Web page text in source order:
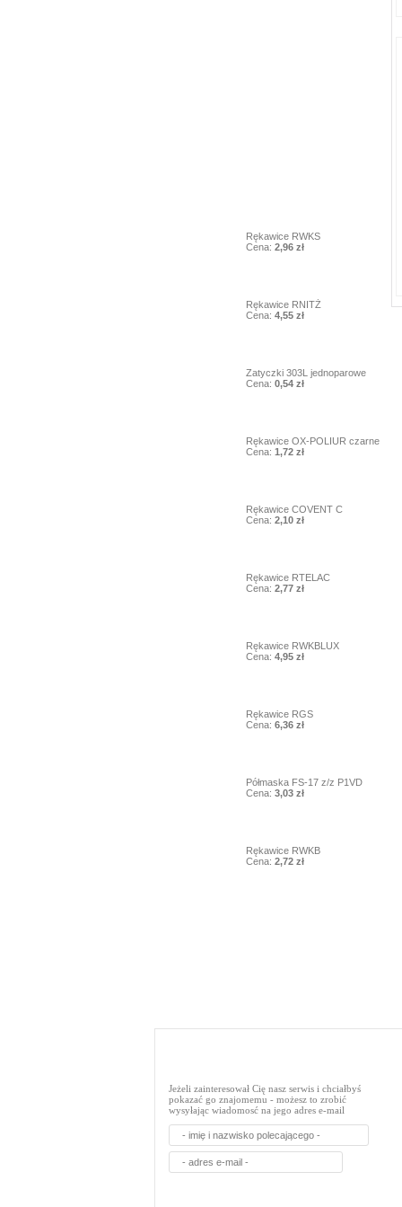
Rękawice RWKS
Cena: 2,96 zł
Rękawice RNITŻ
Cena: 4,55 zł
Zatyczki 303L jednoparowe
Cena: 0,54 zł
Rękawice OX-POLIUR czarne
Cena: 1,72 zł
Rękawice COVENT C
Cena: 2,10 zł
Rękawice RTELAC
Cena: 2,77 zł
Rękawice RWKBLUX
Cena: 4,95 zł
Rękawice RGS
Cena: 6,36 zł
Półmaska FS-17 z/z P1VD
Cena: 3,03 zł
Rękawice RWKB
Cena: 2,72 zł
Jeżeli zainteresował Cię nasz serwis i chciałbyś
pokazać go znajomemu - możesz to zrobić
wysyłając wiadomosć na jego adres e-mail